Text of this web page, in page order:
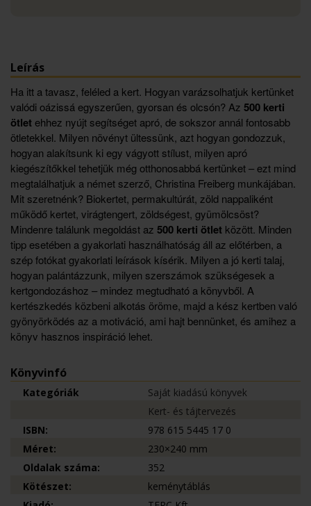
Leírás
Ha itt a tavasz, feléled a kert. Hogyan varázsolhatjuk kertünket
valódi oázissá egyszerűen, gyorsan és olcsón? Az 500 kerti
ötlet ehhez nyújt segítséget apró, de sokszor annál fontosabb
ötletekkel. Milyen növényt ültessünk, azt hogyan gondozzuk,
hogyan alakítsunk ki egy vágyott stílust, milyen apró
kiegészítőkkel tehetjük még otthonosabbá kertünket – ezt mind
megtalálhatjuk a német szerző, Christina Freiberg munkájában.
Mit szeretnénk? Biokertet, permakultúrát, zöld nappaliként
működő kertet, virágtengert, zöldségest, gyümölcsöst?
Mindenre találunk megoldást az 500 kerti ötlet között. Minden
tipp esetében a gyakorlati használhatóság áll az előtérben, a
szép fotókat gyakorlati leírások kísérik. Milyen a jó kerti talaj,
hogyan palántázzunk, milyen szerszámok szükségesek a
kertgondozáshoz – mindez megtudható a könyvből. A
kertészkedés közbeni alkotás öröme, majd a kész kertben való
gyönyörködés az a motiváció, ami hajt bennünket, és amihez a
könyv hasznos inspiráció lehet.
Könyvinfó
Kategóriák
Saját kiadású könyvek
Kert- és tájtervezés
ISBN:
978 615 5445 17 0
Méret:
230×240 mm
Oldalak száma:
352
Kötészet:
keménytáblás